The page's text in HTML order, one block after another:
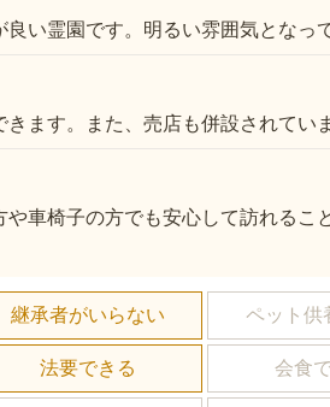
い霊園です。明るい雰囲気となっ
ます。また、売店も併設されてい
車椅子の方でも安心して訪れるこ
継承者がいらない ペット供
法要できる 会食